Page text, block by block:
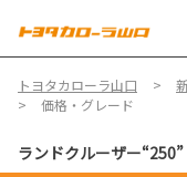
トヨタカローラ山口
価格・グレード
ランドクルーザー“250”